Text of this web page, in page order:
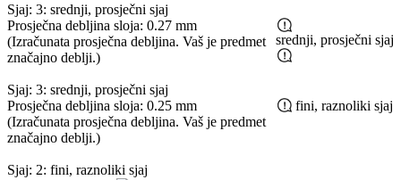
Sjaj: 3: srednji, prosječni sjaj
Prosječna debljina sloja: 0.27 mm
(Izračunata prosječna debljina. Vaš je predmet
značajno deblji.)
Sjaj: 3: srednji, prosječni sjaj
srednji, prosječni sjaj
Prosječna debljina sloja: 0.25 mm
(Izračunata prosječna debljina. Vaš je predmet
značajno deblji.)
Sjaj: 2: fini, raznoliki sjaj
fini, raznoliki sjaj